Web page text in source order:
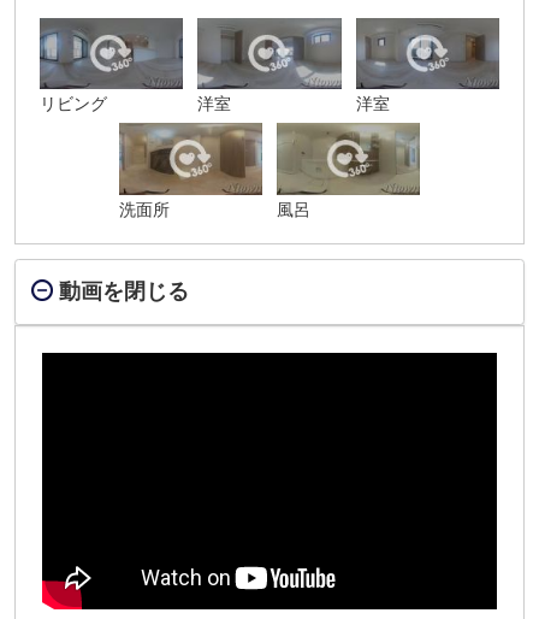
リビング 洋室 洋室
洗面所 風呂
動画を閉じる